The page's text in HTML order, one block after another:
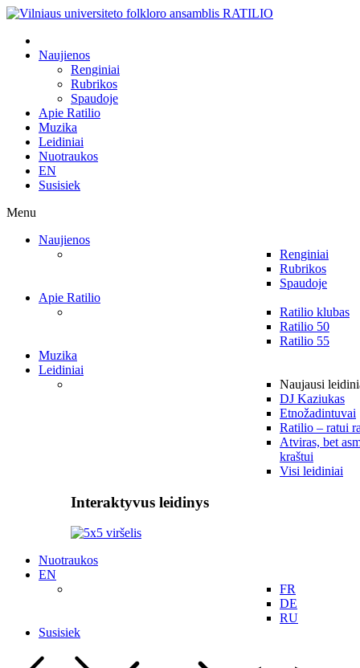
Naujienos
Renginiai
Rubrikos
Spaudoje
Apie Ratilio
Muzika
Leidiniai
Nuotraukos
EN
Susisiek
Menu
Naujienos
Renginiai
Rubrikos
Spaudoje
Apie Ratilio
Ratilio klubas
Ratilio 50
Ratilio 55
Muzika
Leidiniai
Naujausi
DJ Kaziukas
Etnožadintuvai
Ratilio – ratui
Atviras, bet
kraštui
Visi leidiniai
Interaktyvus leidinys
Nuotraukos
EN
FR
DE
RU
Susisiek